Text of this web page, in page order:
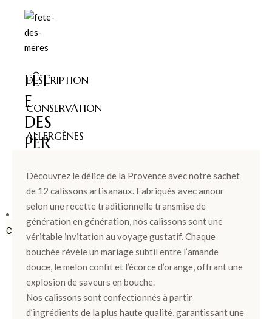
FÊT
E
DES
PÈR
COFFRETS
Ballotins
de
Chocolats
DESCRIPTION
CONSERVATION
ALLERGÈNES
Découvrez le délice de la Provence avec notre sachet
de 12 calissons artisanaux. Fabriqués avec amour
selon une recette traditionnelle transmise de
génération en génération, nos calissons sont une
véritable invitation au voyage gustatif. Chaque
bouchée révèle un mariage subtil entre l’amande
douce, le melon confit et l’écorce d’orange, offrant une
explosion de saveurs en bouche.
Nos calissons sont confectionnés à partir
d’ingrédients de la plus haute qualité, garantissant une